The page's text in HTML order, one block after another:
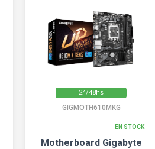
24/48hs
GIGMOTH610MKG
EN STOCK
Motherboard Gigabyte